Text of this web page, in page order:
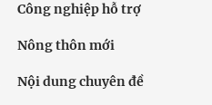
Công nghiệp hỗ trợ
Nông thôn mới
Nội dung chuyên đề